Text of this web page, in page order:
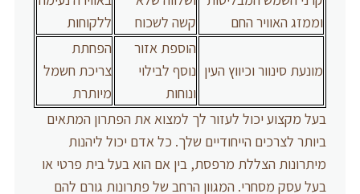
וממזג האוויר החם
קשה לשכוח
ללקוחות
מונעת סינוור וכיווץ העין
הוספת אזור
נוסף לבילוי
ונוחות
הפחתת
צריכת חשמל
מיותרת
בעל מקצוע יכול לעזור לך למצוא את הפתרון המתאים
ביותר לצרכים הייחודיים שלך. כל אדם יכול ליהנות
מיתרונות הצללת מרפסת, בין אם הוא בעל בית פרטי או
בעל עסק מסחרי. המגוון הרחב של פתרונות גורם להם